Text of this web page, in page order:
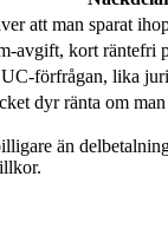
att man sparat
avgift, kort räntefri
förfrågan, lika
dyr ränta om
än